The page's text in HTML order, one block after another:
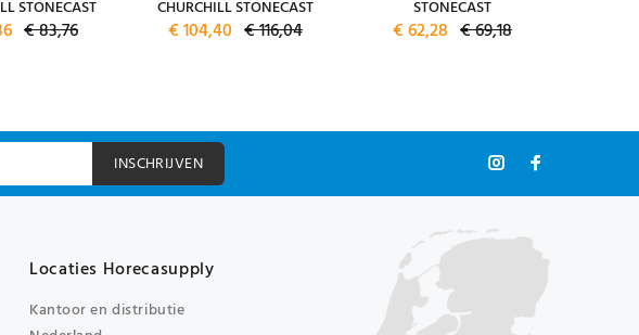
STONECAST
€ 83,76
CHURCHILL STONECAST
€ 104,40 € 116,04
STONECAST
€ 62,28 € 69,18
INSCHRIJVEN
Locaties Horecasupply
Kantoor en distributie